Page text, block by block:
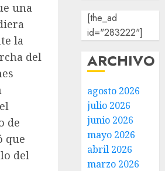
una
la
del
de
que
del
[the_ad
id="283222"]
ARCHIVO
agosto 2026
julio 2026
junio 2026
mayo 2026
abril 2026
marzo 2026